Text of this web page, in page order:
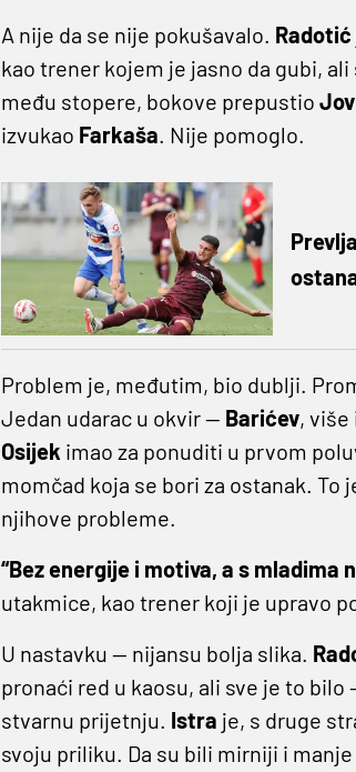
A nije da se nije pokušavalo. Radotić
kao trener kojem je jasno da gubi,
među stopere, bokove prepustio
izvukao Farkaša. Nije pomoglo.
Problem je, međutim, bio dublji.
Jedan udarac u okvir — Barićev, više
Osijek imao za ponuditi u prvom
momčad koja se bori za ostanak. To
njihove probleme.
“Bez energije i motiva, a s mladima
utakmice, kao trener koji je upravo
U nastavku — nijansu bolja slika.
pronaći red u kaosu, ali sve je to
stvarnu prijetnju. Istra je, s druge
svoju priliku. Da su bili mirniji i